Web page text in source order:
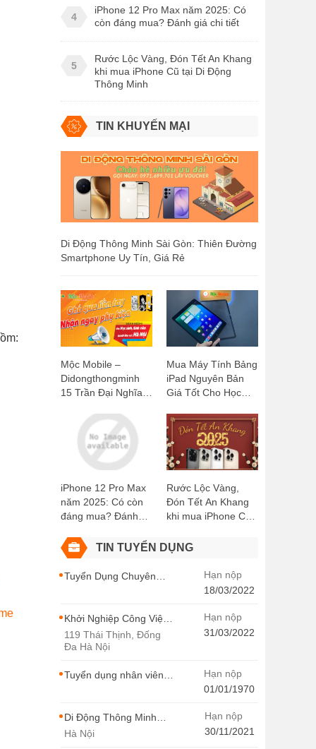
4
iPhone 12 Pro Max năm 2025: Có
còn đáng mua? Đánh giá chi tiết
5
Rước Lộc Vàng, Đón Tết An Khang
khi mua iPhone Cũ tại Di Động
Thông Minh
TIN KHUYẾN MẠI
Di Động Thông Minh Sài Gòn: Thiên Đường
Smartphone Uy Tín, Giá Rẻ
Mộc Mobile –
Didongthongminh
15 Trần Đại Nghĩa:
Nhận Ngay Phụ
Kiện Miễn Phí!
Mua Máy Tính Bảng
iPad Nguyên Bản
Giá Tốt Cho Học
Mộc Mobile -
Didongthongminh
15 Trần Đại Nghĩa
iPhone 12 Pro Max
năm 2025: Có còn
đáng mua? Đánh
Rước Lộc Vàng,
Đón Tết An Khang
khi mua iPhone Cũ
Minh
TIN TUYỂN DỤNG
Tuyển Dụng Chuyên
Hạn nộp
18/03/2022
Khởi Nghiệp Công Việc
Chuyên Viên Tư Vấn
Bán Hàng Di Động
119 Thái Thịnh, Đống
Đa Hà Nội
Hạn nộp
31/03/2022
Tuyển dụng nhân viên
Hạn nộp
01/01/1970
Di Động Thông Minh
Tuyển Dụng
Hà Nội
Hạn nộp
30/11/2021